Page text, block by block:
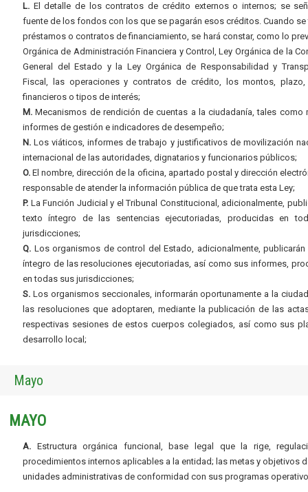
L. El detalle de los contratos de crédito externos o internos; se
fuente de los fondos con los que se pagarán esos créditos. Cuando se
préstamos o contratos de financiamiento, se hará constar, como lo
Orgánica de Administración Financiera y Control, Ley Orgánica de la
General del Estado y la Ley Orgánica de Responsabilidad y
Fiscal, las operaciones y contratos de crédito, los montos,
financieros o tipos de interés;
M. Mecanismos de rendición de cuentas a la ciudadanía, tales como
informes de gestión e indicadores de desempeño;
N. Los viáticos, informes de trabajo y justificativos de movilización
internacional de las autoridades, dignatarios y funcionarios públicos;
O. El nombre, dirección de la oficina, apartado postal y dirección
responsable de atender la información pública de que trata esta Ley;
P. La Función Judicial y el Tribunal Constitucional, adicionalmente,
texto íntegro de las sentencias ejecutoriadas, producidas en
jurisdicciones;
Q. Los organismos de control del Estado, adicionalmente, publicarán
íntegro de las resoluciones ejecutoriadas, así como sus informes,
en todas sus jurisdicciones;
S. Los organismos seccionales, informarán oportunamente a la
las resoluciones que adoptaren, mediante la publicación de las
respectivas sesiones de estos cuerpos colegiados, así como sus
desarrollo local;
Mayo
MAYO
A. Estructura orgánica funcional, base legal que la rige,
procedimientos internos aplicables a la entidad; las metas y objetivos
unidades administrativas de conformidad con sus programas